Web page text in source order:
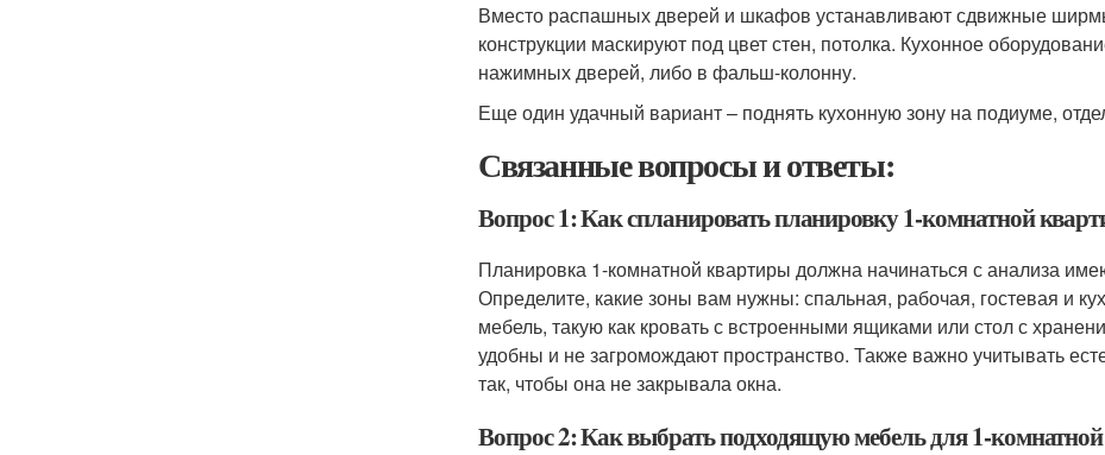
Вместо распашных дверей и шкафов устанавливают сдвижные
конструкции маскируют под цвет стен, потолка. Кухонное
нажимных дверей, либо в фальш-колонну.
Еще один удачный вариант – поднять кухонную зону на подиуме,
Связанные вопросы и ответы:
Вопрос 1: Как спланировать планировку 1-комнатной
Планировка 1-комнатной квартиры должна начинаться с анализа
Определите, какие зоны вам нужны: спальная, рабочая, гостевая и
мебель, такую как кровать с встроенными ящиками или стол с
удобны и не загромождают пространство. Также важно учитывать
так, чтобы она не закрывала окна.
Вопрос 2: Как выбрать подходящую мебель для 1-